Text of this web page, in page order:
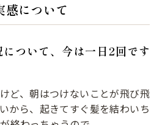
感について
ついて、今は一日2回です
ど、朝はつけないことが飛び飛
から、起きてすぐ髪を結わいち